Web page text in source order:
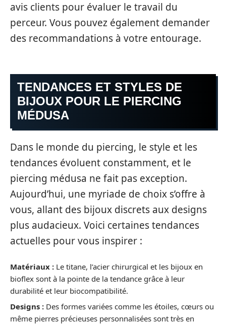
avis clients pour évaluer le travail du
perceur. Vous pouvez également demander
des recommandations à votre entourage.
TENDANCES ET STYLES DE
BIJOUX POUR LE PIERCING
MÉDUSA
Dans le monde du piercing, le style et les
tendances évoluent constamment, et le
piercing médusa ne fait pas exception.
Aujourd’hui, une myriade de choix s’offre à
vous, allant des bijoux discrets aux designs
plus audacieux. Voici certaines tendances
actuelles pour vous inspirer :
Matériaux : Le titane, l’acier chirurgical et les bijoux en
bioflex sont à la pointe de la tendance grâce à leur
durabilité et leur biocompatibilité.
Designs : Des formes variées comme les étoiles, cœurs ou
même pierres précieuses personnalisées sont très en